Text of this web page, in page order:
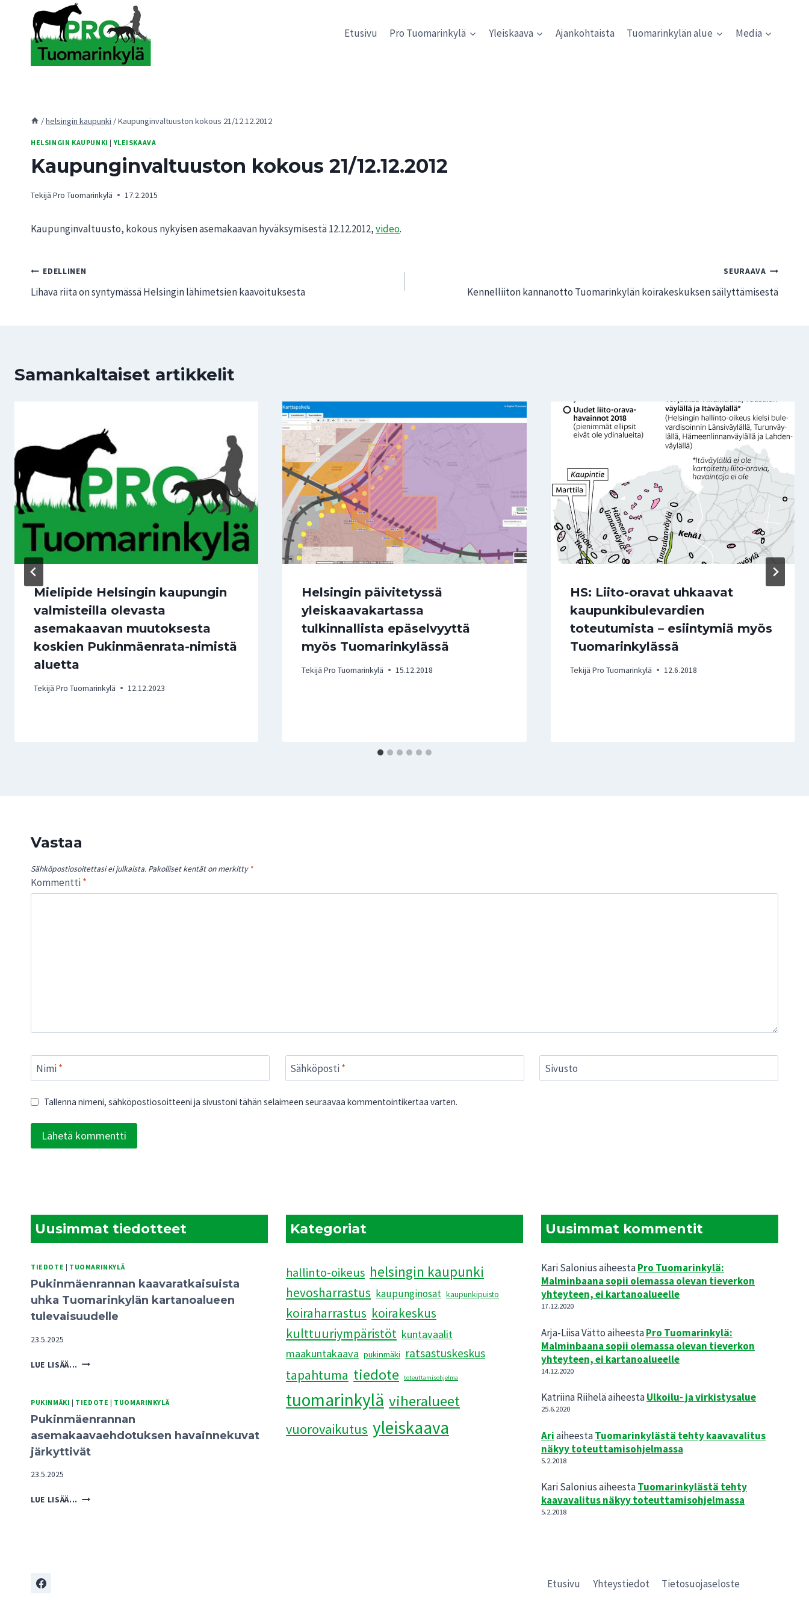
sisältöön
Etusivu Pro Tuomarinkylä Yleiskaava Ajankohtaista Tuomarinkylän alue Media
/helsingin kaupunki /Kaupunginvaltuuston kokous 21/12.12.2012
HELSINGIN KAUPUNKI |YLEISKAAVA
Kaupunginvaltuuston kokous 21/12.12.2012
Tekijä Pro Tuomarinkylä 17.2.2015
Kaupunginvaltuusto, kokous nykyisen asemakaavan hyväksymisestä 12.12.2012,video.
Artikkelien
selaus
EDELLINEN
Lihava riita on syntymässä Helsingin lähimetsien kaavoituksesta
SEURAAVA
Kennelliiton kannanotto Tuomarinkylän koirakeskuksen säilyttämisestä
Samankaltaiset artikkelit
Mielipide Helsingin kaupungin
valmisteilla olevasta
asemakaavan muutoksesta
koskien Pukinmäenrata-nimistä
aluetta
Tekijä Pro Tuomarinkylä 12.12.2023
Helsingin päivitetyssä
yleiskaavakartassa
tulkinnallista epäselvyyttä
myös Tuomarinkylässä
Tekijä Pro Tuomarinkylä 15.12.2018
HS: Liito-oravat uhkaavat
kaupunkibulevardien
toteutumista – esiintymiä myös
Tuomarinkylässä
Tekijä Pro Tuomarinkylä 12.6.2018
Vastaa
Sähköpostiosoitettasi ei julkaista. Pakolliset kentät on merkitty *
Kommentti *
Nimi * Sähköposti * Sivusto
Tallenna nimeni, sähköpostiosoitteeni ja sivustoni tähän selaimeen seuraavaa kommentointikertaa varten.
Uusimmat tiedotteet
TIEDOTE | TUOMARINKYLÄ
Pukinmäenrannan kaavaratkaisuista
uhka Tuomarinkylän kartanoalueen
tulevaisuudelle
23.5.2025
LUE LISÄÄ... PUKINMÄENRANNAN
TUOMARINKYLÄN
KARTANOALUEEN
TULEVAISUUDELLE
PUKINMÄKI | TIEDOTE | TUOMARINKYLÄ
Pukinmäenrannan
asemakaavaehdotuksen havainnekuvat
järkyttivät
23.5.2025
LUE LISÄÄ... PUKINMÄENRANNAN
Kategoriat
hallinto-oikeus helsingin kaupunki
hevosharrastus kaupunginosat kaupunkipuisto
koiraharrastus koirakeskus
kulttuuriympäristöt kuntavaalit
maakuntakaava pukinmäki ratsastuskeskus
tapahtuma tiedote toteuttamisohjelma
tuomarinkylä viheralueet
vuorovaikutus yleiskaava
Uusimmat kommentit
Kari SaloniusaiheestaPro Tuomarinkylä:
Malminbaana sopii olemassa olevan tieverkon
yhteyteen, ei kartanoalueelle
17.12.2020
Arja-Liisa VättoaiheestaPro Tuomarinkylä:
Malminbaana sopii olemassa olevan tieverkon
yhteyteen, ei kartanoalueelle
14.12.2020
Katriina RiiheläaiheestaUlkoilu- ja virkistysalue
25.6.2020
AriaiheestaTuomarinkylästä tehty kaavavalitus
näkyy toteuttamisohjelmassa
5.2.2018
Kari SaloniusaiheestaTuomarinkylästä tehty
kaavavalitus näkyy toteuttamisohjelmassa
5.2.2018
Etusivu Yhteystiedot Tietosuojaseloste